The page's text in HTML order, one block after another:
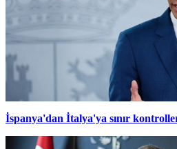
İspanya'dan İtalya'ya sınır